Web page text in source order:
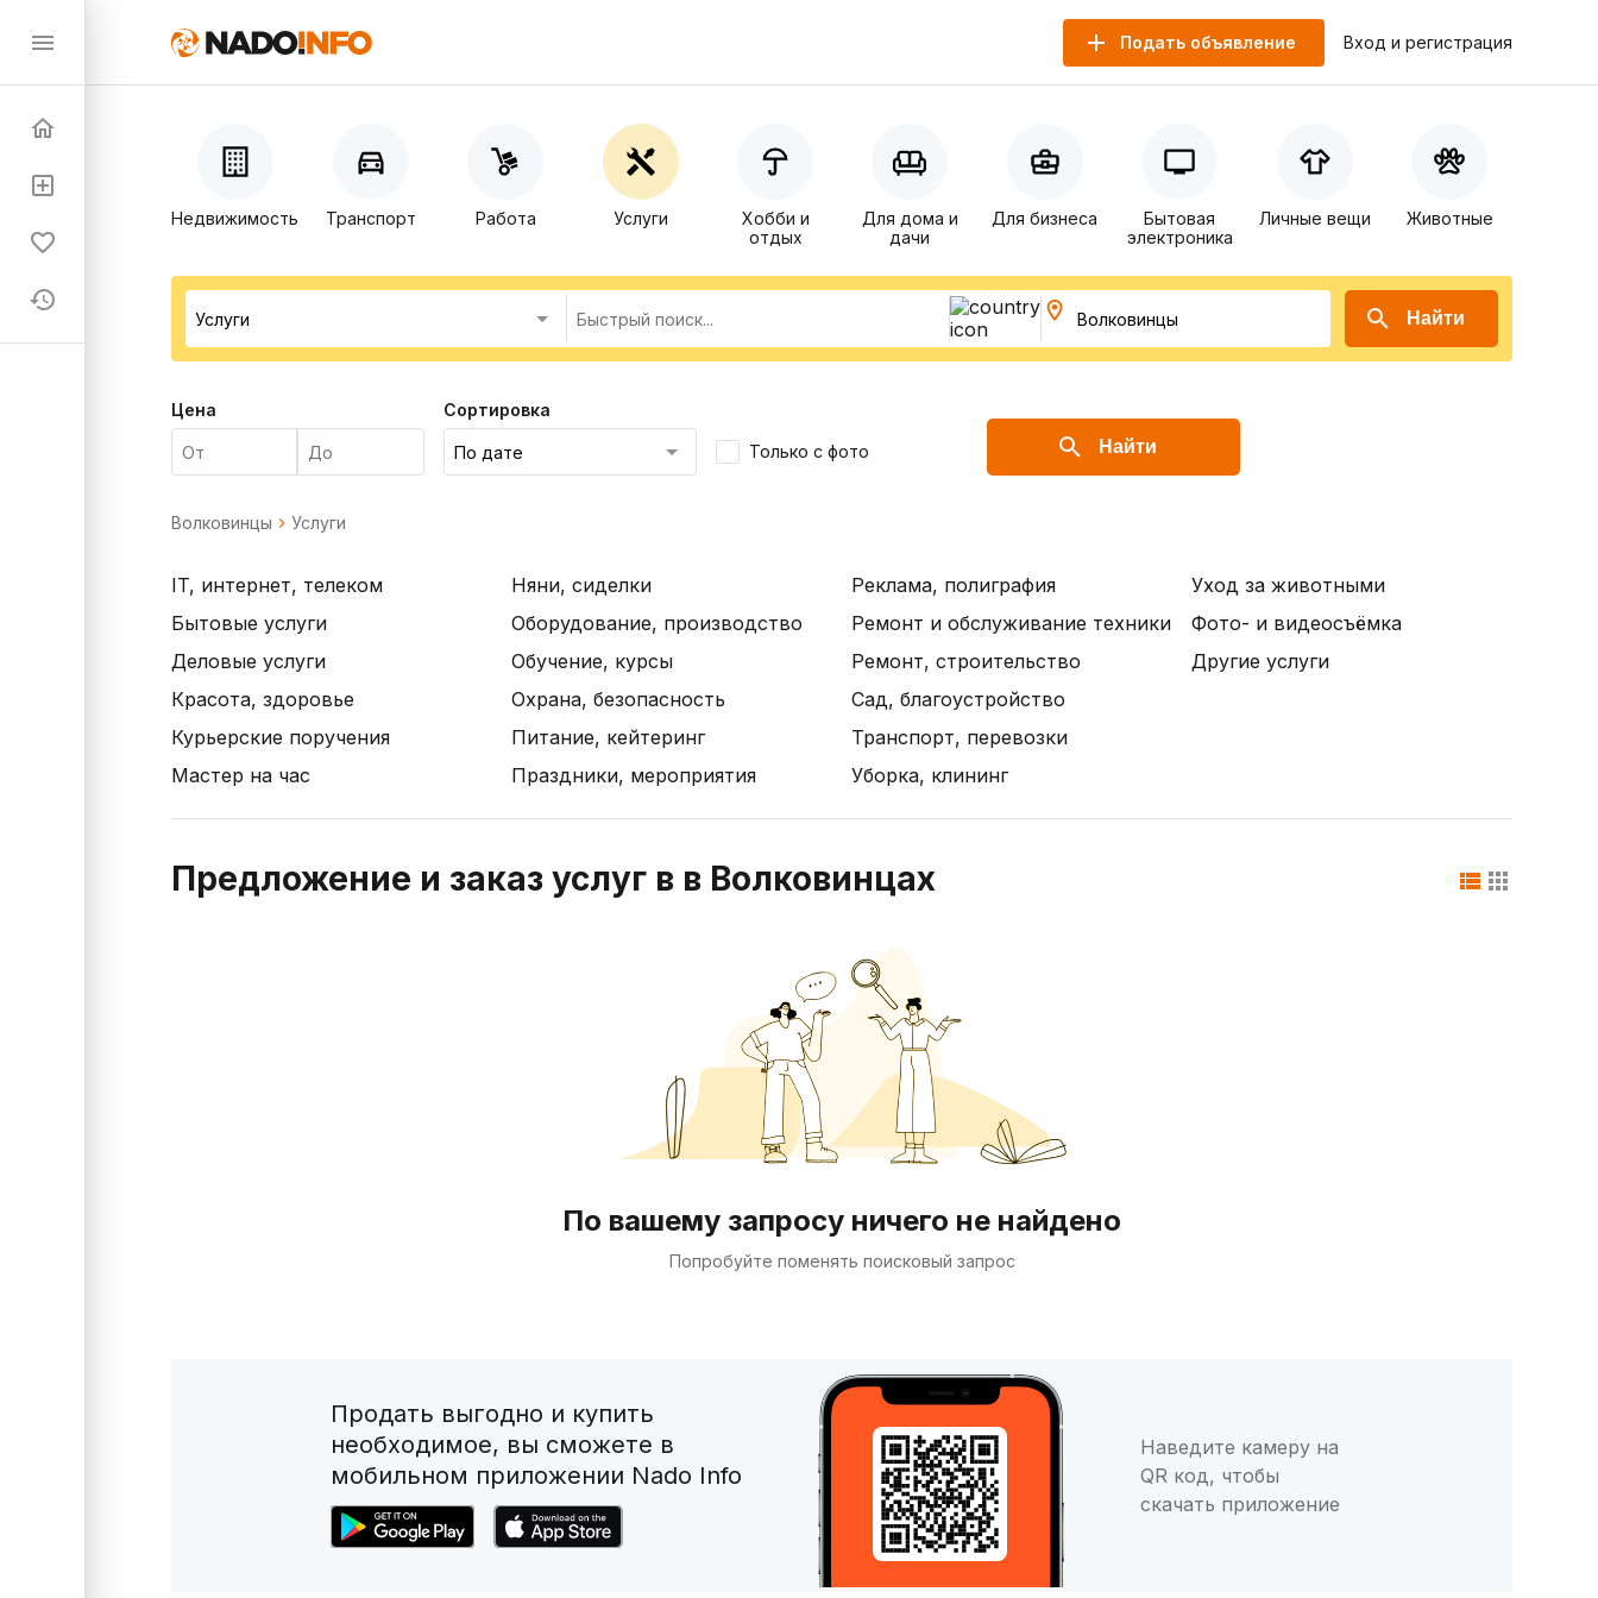
Подать объявление Вход и регистрация
Недвижимость Транспорт Работа Услуги
Хобби и
отдых
Для дома и
дачи
Для бизнеса
Бытовая
электроника
Личные вещи Животные
Найти
Цена Сортировка
Только с фото Найти
Волковинцы Услуги
IT, интернет, телеком
Бытовые услуги
Деловые услуги
Красота, здоровье
Курьерские поручения
Мастер на час
Няни, сиделки
Оборудование, производство
Обучение, курсы
Охрана, безопасность
Питание, кейтеринг
Праздники, мероприятия
Реклама, полиграфия
Ремонт и обслуживание техники
Ремонт, строительство
Сад, благоустройство
Транспорт, перевозки
Уборка, клининг
Уход за животными
Фото- и видеосъёмка
Другие услуги
Предложение и заказ услуг в в Волковинцах
По вашему запросу ничего не найдено
Попробуйте поменять поисковый запрос
Продать выгодно и купить
необходимое, вы сможете в
мобильном приложении Nado Info
Наведите камеру на
QR код, чтобы
скачать приложение